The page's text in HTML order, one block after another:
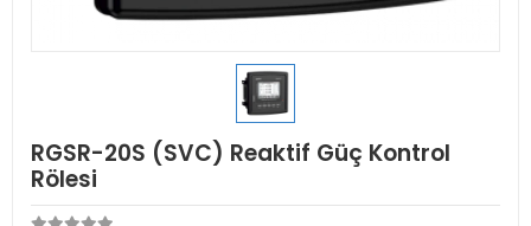
RGSR-20S (SVC) Reaktif Güç Kontrol
Rölesi